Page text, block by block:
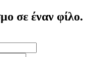
σε έναν φίλο.